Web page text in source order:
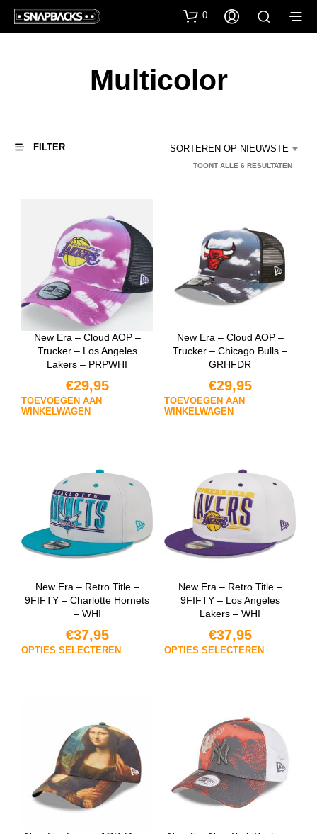
0
Multicolor
FILTER SORTEREN OP NIEUWSTE
TOONT ALLE 6 RESULTATEN
New Era – Cloud AOP –
Trucker – Los Angeles
Lakers – PRPWHI
€29,95
TOEVOEGEN AAN
WINKELWAGEN
New Era – Cloud AOP –
Trucker – Chicago Bulls –
GRHFDR
€29,95
TOEVOEGEN AAN
WINKELWAGEN
New Era – Retro Title –
9FIFTY – Charlotte Hornets
– WHI
€37,95
OPTIES SELECTEREN
New Era – Retro Title –
9FIFTY – Los Angeles
Lakers – WHI
€37,95
OPTIES SELECTEREN